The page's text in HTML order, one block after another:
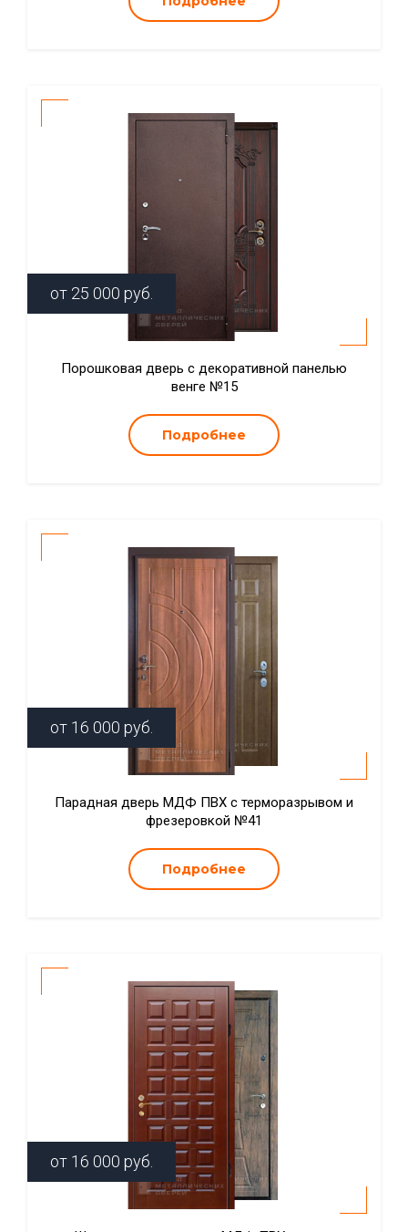
от 25 000 руб.
Порошковая дверь с декоративной панелью
венге №15
Подробнее
от 16 000 руб.
Парадная дверь МДФ ПВХ с терморазрывом и
фрезеровкой №41
Подробнее
от 16 000 руб.